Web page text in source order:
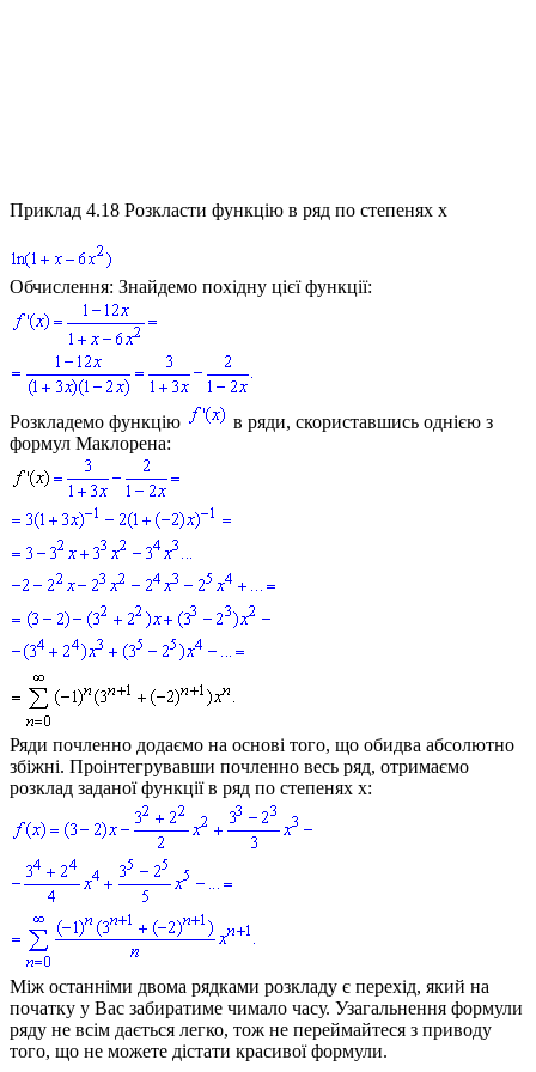
Приклад 4.18 Розкласти функцію в ряд по степенях x
Обчислення: Знайдемо похідну цієї функції:
Розкладемо функцію
в ряди, скориставшись однією з
формул Маклорена:
Ряди почленно додаємо на основі того, що обидва абсолютно
збіжні. Проінтегрувавши почленно весь ряд, отримаємо
розклад заданої функції в ряд по степенях x:
Між останніми двома рядками розкладу є перехід, який на
початку у Вас забиратиме чимало часу. Узагальнення формули
ряду не всім дається легко, тож не переймайтеся з приводу
того, що не можете дістати красивої формули.